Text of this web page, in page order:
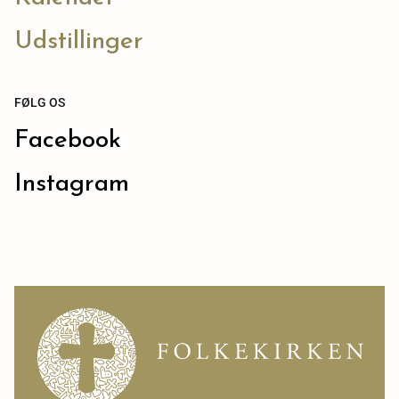
Udstillinger
FØLG OS
Facebook
Instagram